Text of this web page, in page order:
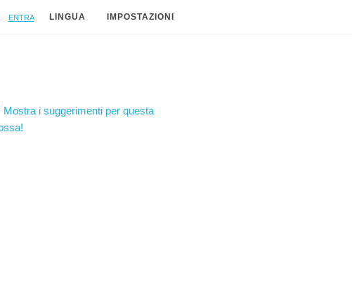
Entra LINGUA IMPOSTAZIONI
Mostra i suggerimenti per questa